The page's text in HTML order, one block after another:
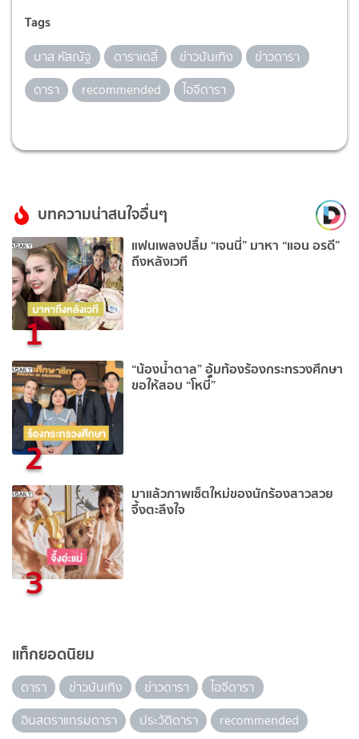
Tags
บาส หัสณัฐ ดาราเดลี่ ข่าวบันเทิง
ข่าวดารา
ดารา
recommended ไอจีดารา
บทความน่าสนใจอื่นๆ
1
แฟนเพลงปลื้ม “เจนนี่” มาหา “แอน อรดี”
ถึงหลังเวที
2
“น้องน้ำตาล” อุ้มท้องร้องกระทรวงศึกษา
ขอให้สอบ “โหบี๋”
3
มาแล้วภาพเซ็ตใหม่ของนักร้องสาวสวย
จึ้งตะลึงใจ
แท็กยอดนิยม
ดารา ข่าวบันเทิง ข่าวดารา
ไอจีดารา
อินสตราแกรมดารา
ประวัติดารา
recommended